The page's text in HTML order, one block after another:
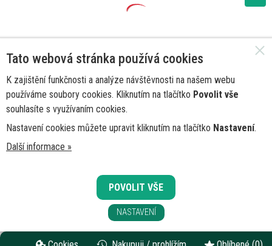
Tato webová stránka používá cookies
K zajištění funkčnosti a analýze návštěvnosti na našem webu
používáme soubory cookies. Kliknutím na tlačítko Povolit vše
souhlasíte s využívaním cookies.
Nastavení cookies můžete upravit kliknutím na tlačítko Nastavení.
Další informace »
POVOLIT VŠE
NASTAVENÍ